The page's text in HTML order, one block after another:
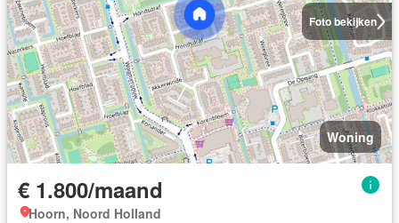
Foto bekijken
Woning
€ 1.800/maand
Hoorn, Noord Holland